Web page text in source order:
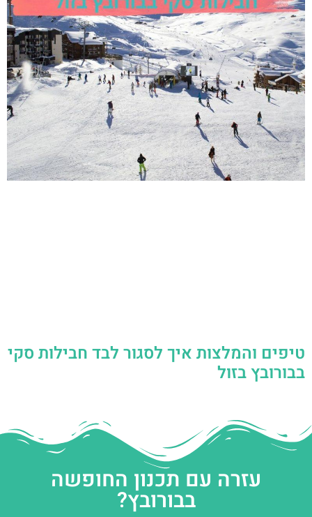
טיפים והמלצות איך לסגור לבד חבילות סקי
בבורובץ בזול
עזרה עם תכנון החופשה
בבורובץ?